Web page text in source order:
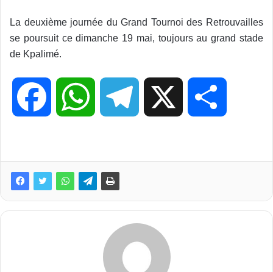
La deuxième journée du Grand Tournoi des Retrouvailles
se poursuit ce dimanche 19 mai, toujours au grand stade
de Kpalimé.
c
e
a
t e t